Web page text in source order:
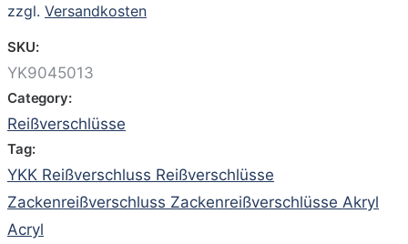
zzgl. Versandkosten
SKU:
YK9045013
Category:
Reißverschlüsse
Tag:
YKK Reißverschluss Reißverschlüsse
Zackenreißverschluss Zackenreißverschlüsse Akryl
Acryl